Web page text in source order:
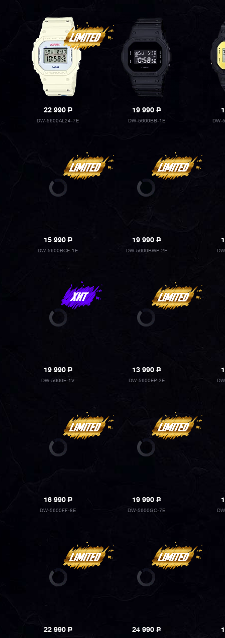
22 990P
DW-5600AL24-7E
19 990P
DW-5600BB-1E DW-
15 990P
DW-5600BCE-1E
19 990P
DW-5600BWP-2E
19 990P
DW-5600E-1V
13 990P
DW-5600EP-2E
16 990P
DW-5600FF-8E
19 990P
DW-5600GC-7E
22 990P 24 990P